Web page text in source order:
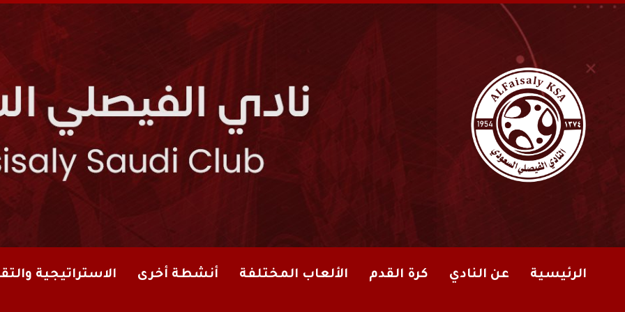
الرئيسية عن النادي كرة القدم الألعاب المختلفة أنشطة أخرى الاستراتيجية